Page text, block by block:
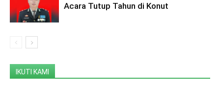
Acara Tutup Tahun di Konut
IKUTI KAMI